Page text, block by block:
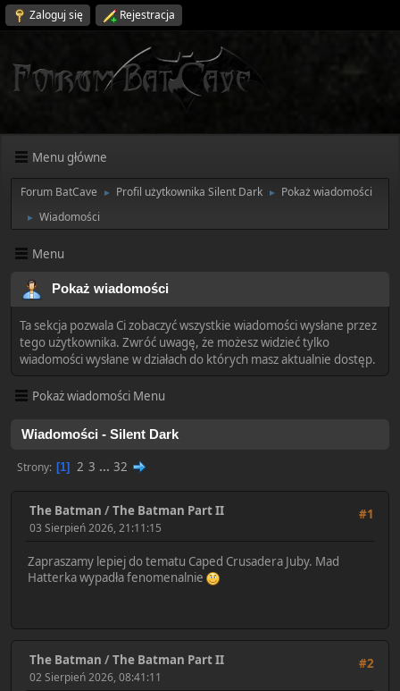
Zaloguj się Rejestracja
Menu główne
Forum BatCave ► Profil użytkownika Silent Dark ► Pokaż wiadomości
► Wiadomości
Menu
Pokaż wiadomości
Ta sekcja pozwala Ci zobaczyć wszystkie wiadomości wysłane przez
tego użytkownika. Zwróć uwagę, że możesz widzieć tylko
wiadomości wysłane w działach do których masz aktualnie dostęp.
Pokaż wiadomości Menu
Wiadomości - Silent Dark
Strony 1 2 3 ... 32
#1
The Batman /The Batman Part II
03 Sierpień 2026, 21:11:15
Zapraszamy lepiej do tematu Caped Crusadera Juby. Mad
Hatterka wypadła fenomenalnie
#2
The Batman /The Batman Part II
02 Sierpień 2026, 08:41:11